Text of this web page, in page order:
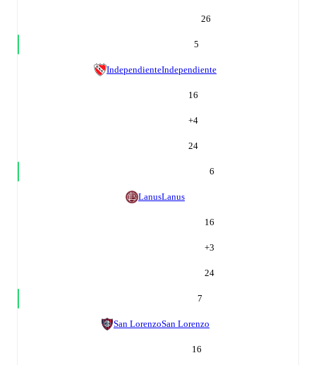
26
5
IndependienteIndependiente
16
+4
24
6
LanusLanus
16
+3
24
7
San LorenzoSan Lorenzo
16